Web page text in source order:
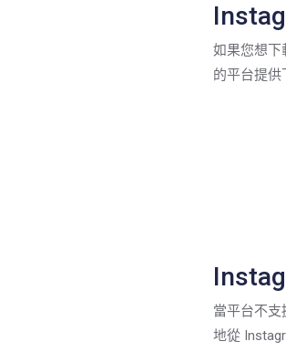
如果您想下
的平台提供
當平台不支
地從